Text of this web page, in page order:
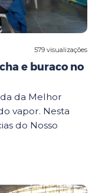
579 visualizações
e buraco no
da Melhor
vapor. Nesta
do Nosso